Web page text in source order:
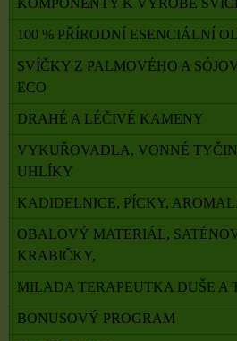
KOMPONENTY K VÝROBĚ
100 % PŘÍRODNÍ ESENCIÁLNÍ
SVÍČKY Z PALMOVÉHO A
ECO
DRAHÉ A LÉČIVÉ KAMENY
VYKUŘOVADLA, VONNÉ
UHLÍKY
KADIDELNICE, PÍCKY,
OBALOVÝ MATERIÁL,
KRABIČKY,
MILADA TERAPEUTKA DUŠE A
BONUSOVÝ PROGRAM